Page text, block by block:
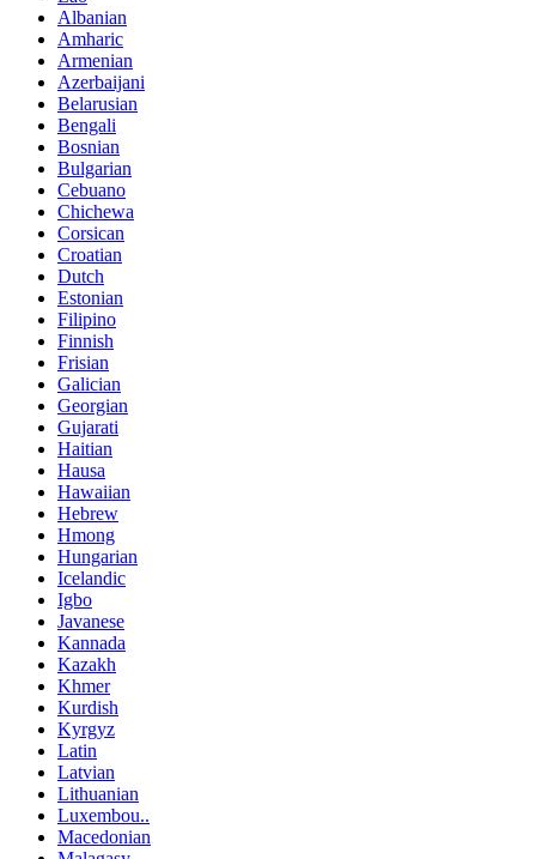
Albanian
Amharic
Armenian
Azerbaijani
Belarusian
Bengali
Bosnian
Bulgarian
Cebuano
Chichewa
Corsican
Croatian
Dutch
Estonian
Filipino
Finnish
Frisian
Galician
Georgian
Gujarati
Haitian
Hausa
Hawaiian
Hebrew
Hmong
Hungarian
Icelandic
Igbo
Javanese
Kannada
Kazakh
Khmer
Kurdish
Kyrgyz
Latin
Latvian
Lithuanian
Luxembou..
Macedonian